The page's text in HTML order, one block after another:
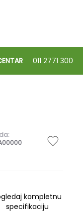
011 2771 300
kompletnu
specifikaciju